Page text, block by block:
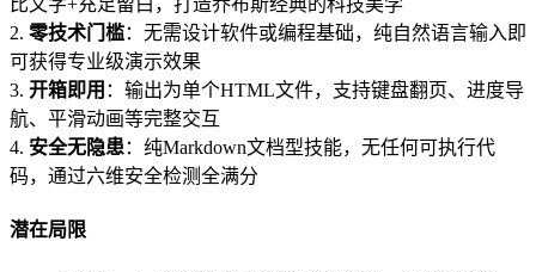
2. 零技术门槛：无需设计软件或编程基础，纯自然语言输入即
可获得专业级演示效果
3. 开箱即用 ：输出为单个HTML文件，支持键盘翻页、进度导
航、平滑动画等完整交互
4. 安全无隐患 ：纯Markdown文档型技能，无任何可执行代
码，通过六维安全检测全满分
潜在局限